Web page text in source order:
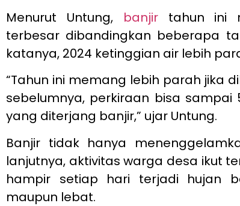
Menurut Untung, banjir tahun ini
terbesar dibandingkan beberapa
katanya, 2024 ketinggian air lebih
“Tahun ini memang lebih parah jika
sebelumnya, perkiraan bisa sampai
yang diterjang banjir,” ujar Untung.
Banjir tidak hanya
lanjutnya, aktivitas warga desa ikut
hampir setiap hari terjadi hujan
maupun lebat.